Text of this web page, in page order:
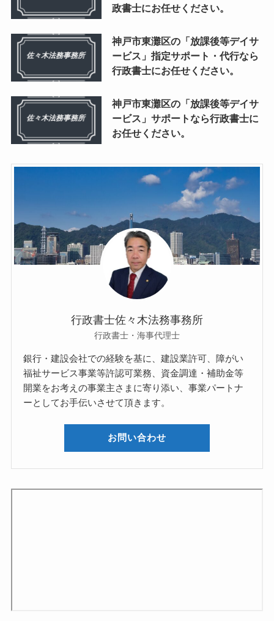
政書士にお任せください。
神戸市東灘区の「放課後等デイサ
ービス」指定サポート・代行なら
行政書士にお任せください。
神戸市東灘区の「放課後等デイサ
ービス」サポートなら行政書士に
お任せください。
行政書士佐々木法務事務所
行政書士・海事代理士
銀行・建設会社での経験を基に、建設業許可、障がい
福祉サービス事業等許認可業務、資金調達・補助金等
開業をお考えの事業主さまに寄り添い、事業パートナ
ーとしてお手伝いさせて頂きます。
お問い合わせ